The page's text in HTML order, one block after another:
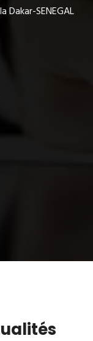
Dakar-SENEGAL